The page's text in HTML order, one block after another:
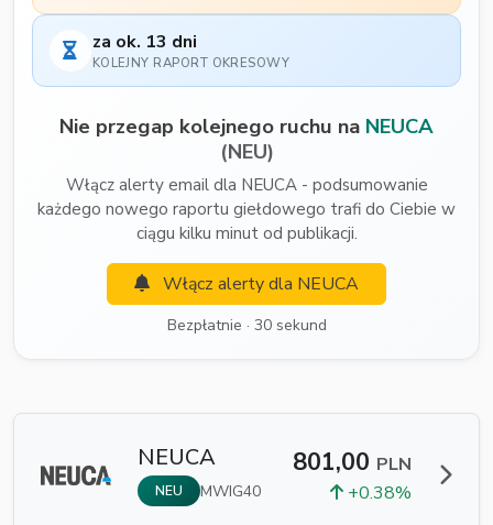
za ok. 13 dni
KOLEJNY RAPORT OKRESOWY
Nie przegap kolejnego ruchu na NEUCA
(NEU)
Włącz alerty email dla NEUCA - podsumowanie
każdego nowego raportu giełdowego trafi do Ciebie w
ciągu kilku minut od publikacji.
Włącz alerty dla NEUCA
Bezpłatnie · 30 sekund
NEUCA
NEU MWIG40
801,00 PLN
+0.38%